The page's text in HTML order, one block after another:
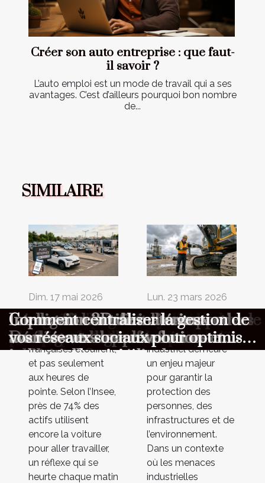
Créer son auto entreprise : que faut-
il savoir ?
L’auto emploi est un mode de travail qui a ses
avantages. C’est d’ailleurs pourquoi bon nombre
de...
SIMILAIRE
Quand la réservation numérique
révolutionne la gestion du
stationnement en périphérie
Dim. 17 mai 2026
Les abords des
grandes villes
françaises étouffent,
et pas seulement
aux heures de
pointe. Selon l’Insee,
près de 74% des
actifs utilisent
encore la voiture
pour aller travailler,
un réflexe qui se
heurte chaque matin
Comment optimiser la sécurité dans
les zones à risque industriel ?
Lun. 23 mars 2026
La sécurité dans les
zones à risque
industriel demeure
un enjeu majeur
pour garantir la
protection des
personnes, des
infrastructures et de
l’environnement.
Dans un contexte
où les menaces
industrielles
Évaluation de la durabilité dans la
construction de maisons en bois
La signification des symboles les
plus populaires sur les porte-clés
Comment l’IA générative
transforme-t-elle les métiers en
entreprise ?
Gérer efficacement votre espace de
stockage en ligne
Comment les innovations sportives
améliorent les performances
athlétiques
Intelligence artificielle sans code
Découverte des plateformes et
outils pour non-programmeurs
Impression 3D de matériaux
avancés vers une révolution
industrielle et médicale
Comment centraliser la gestion de
vos réseaux sociaux pour optimiser
votre productivité